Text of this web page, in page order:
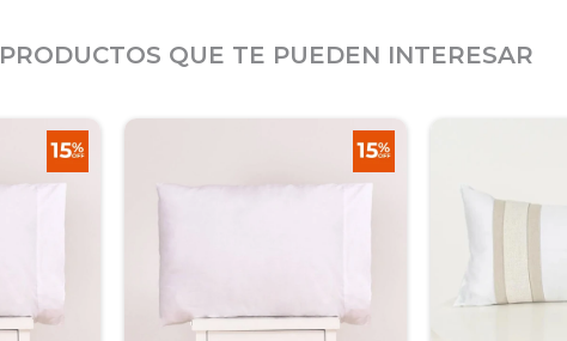
PRODUCTOS QUE TE PUEDEN INTERESAR